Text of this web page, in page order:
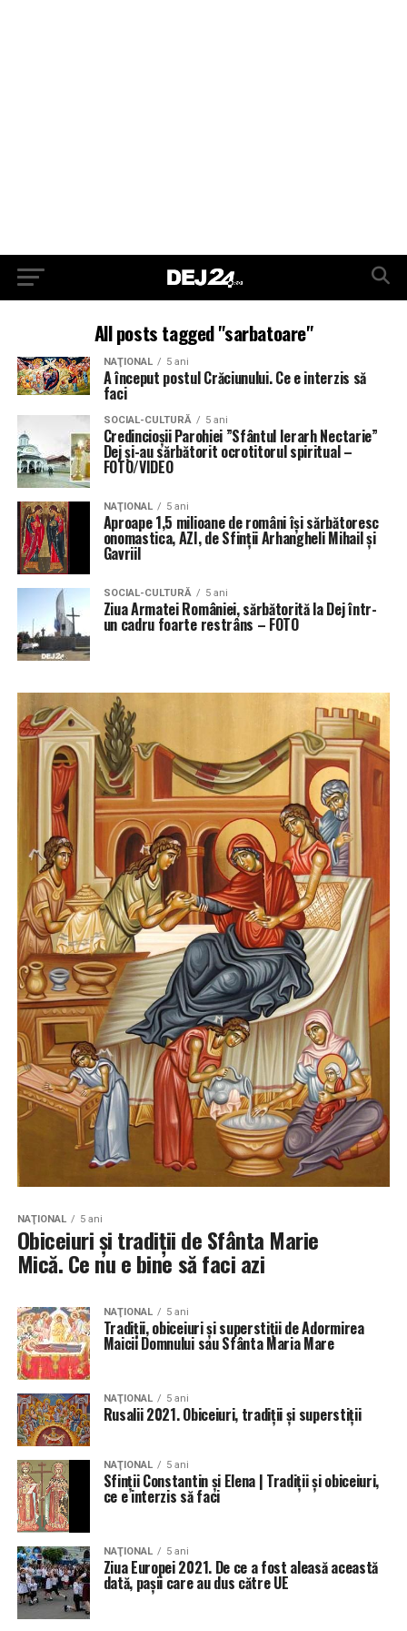
All posts tagged "sarbatoare"
NAŢIONAL 5 ani
A început postul Crăciunului. Ce e interzis să
faci
SOCIAL-CULTURĂ 5 ani
Credincioșii Parohiei ”Sfântul Ierarh Nectarie”
Dej și-au sărbătorit ocrotitorul spiritual –
FOTO/VIDEO
NAŢIONAL 5 ani
Aproape 1,5 milioane de români îşi sărbătoresc
onomastica, AZI, de Sfinţii Arhangheli Mihail şi
Gavriil
SOCIAL-CULTURĂ 5 ani
Ziua Armatei României, sărbătorită la Dej într-
un cadru foarte restrâns – FOTO
NAŢIONAL 5 ani
Obiceiuri şi tradiţii de Sfânta Marie
Mică. Ce nu e bine să faci azi
NAŢIONAL 5 ani
Tradiții, obiceiuri și superstiții de Adormirea
Maicii Domnului sau Sfânta Maria Mare
NAŢIONAL 5 ani
Rusalii 2021. Obiceiuri, tradiții și superstiții
NAŢIONAL 5 ani
Sfinţii Constantin şi Elena | Tradiţii şi obiceiuri,
ce e interzis să faci
NAŢIONAL 5 ani
Ziua Europei 2021. De ce a fost aleasă această
dată, pașii care au dus către UE